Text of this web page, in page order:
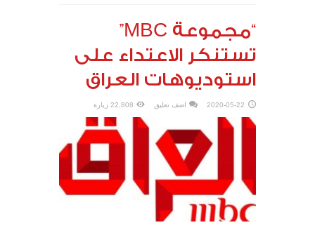
“مجموعة MBC”
تستنكر الاعتداء على
استوديوهات العراق
2020-05-22 اضف تعليق 22,808 زيارة